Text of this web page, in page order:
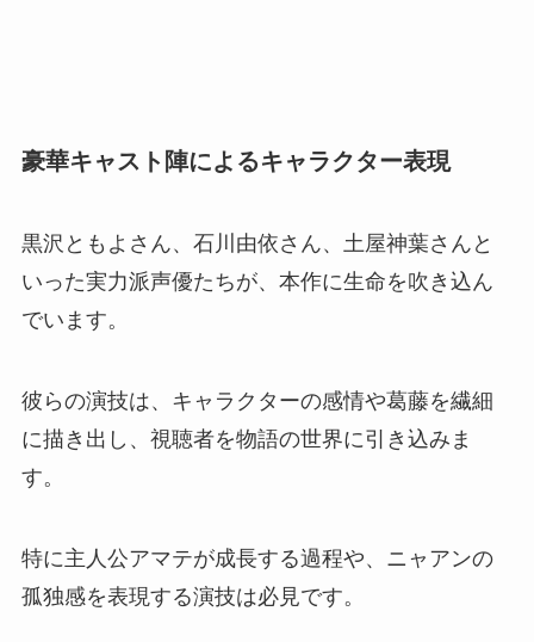
豪華キャスト陣によるキャラクター表現
黒沢ともよさん、石川由依さん、土屋神葉さんと
いった実力派声優たちが、本作に生命を吹き込ん
でいます。
彼らの演技は、キャラクターの感情や葛藤を繊細
に描き出し、視聴者を物語の世界に引き込みま
す。
特に主人公アマテが成長する過程や、ニャアンの
孤独感を表現する演技は必見です。